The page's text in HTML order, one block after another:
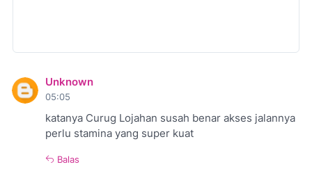
Unknown
05:05
katanya Curug Lojahan susah benar akses jalannya
perlu stamina yang super kuat
Balas